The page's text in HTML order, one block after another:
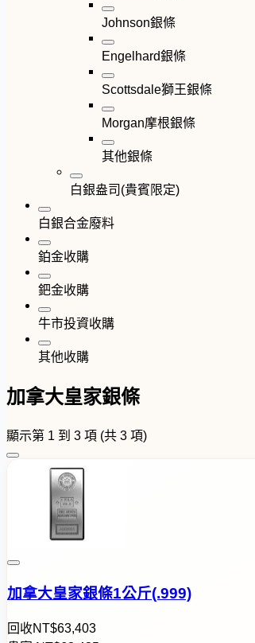
Johnson銀條
Engelhard銀條
Scottsdale獅王銀條
Morgan摩根銀條
其他銀條
白銀盎司(貴賓限定)
白銀合金廢料
鉑金收購
鈀金收購
牛市投資收購
其他收購
加拿大皇家銀條
顯示第 1 到 3 項 (共 3 項)
加拿大皇家銀條1公斤(.999)
回收NT$63,403